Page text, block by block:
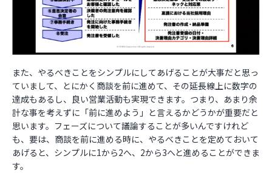
また、やるべきことをシンプルにしてあげることが大事だと思っ
ていまして、とにかく商談を前に進めて、その延長線上に数字の
達成もあるし、良い営業活動も実現できます。つまり、あまり余
計な事を考えずに「前に進めよう」と言えるかどうかが重要だと
思います。フェーズについて議論することが多いんですけれど
も、要は、商談を前に進める時に、やるべきことを定めておいて
あげると、シンプルに1から2へ、2から3へと進めることができま
す。